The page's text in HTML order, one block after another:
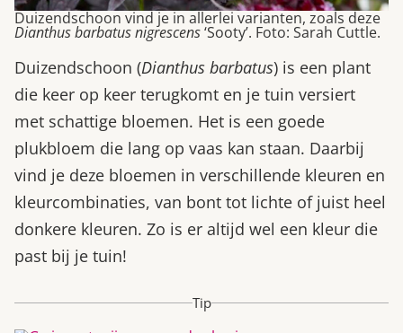
Duizendschoon vind je in allerlei varianten, zoals deze
Dianthus barbatus nigrescens‘Sooty’. Foto: Sarah Cuttle.
Duizendschoon (Dianthus barbatus) is een plant
die keer op keer terugkomt en je tuin versiert
met schattige bloemen. Het is een goede
plukbloem die lang op vaas kan staan. Daarbij
vind je deze bloemen in verschillende kleuren en
kleurcombinaties, van bont tot lichte of juist heel
donkere kleuren. Zo is er altijd wel een kleur die
past bij je tuin!
Tip